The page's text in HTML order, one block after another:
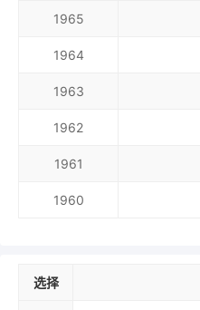
1965
1964
1963
1962
1961
1960
选择